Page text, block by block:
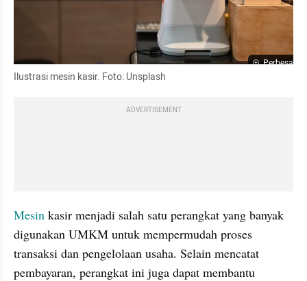
Perbesar
Ilustrasi mesin kasir. Foto: Unsplash
ADVERTISEMENT
Mesin kasir menjadi salah satu perangkat yang banyak
digunakan UMKM untuk mempermudah proses
transaksi dan pengelolaan usaha. Selain mencatat
pembayaran, perangkat ini juga dapat membantu